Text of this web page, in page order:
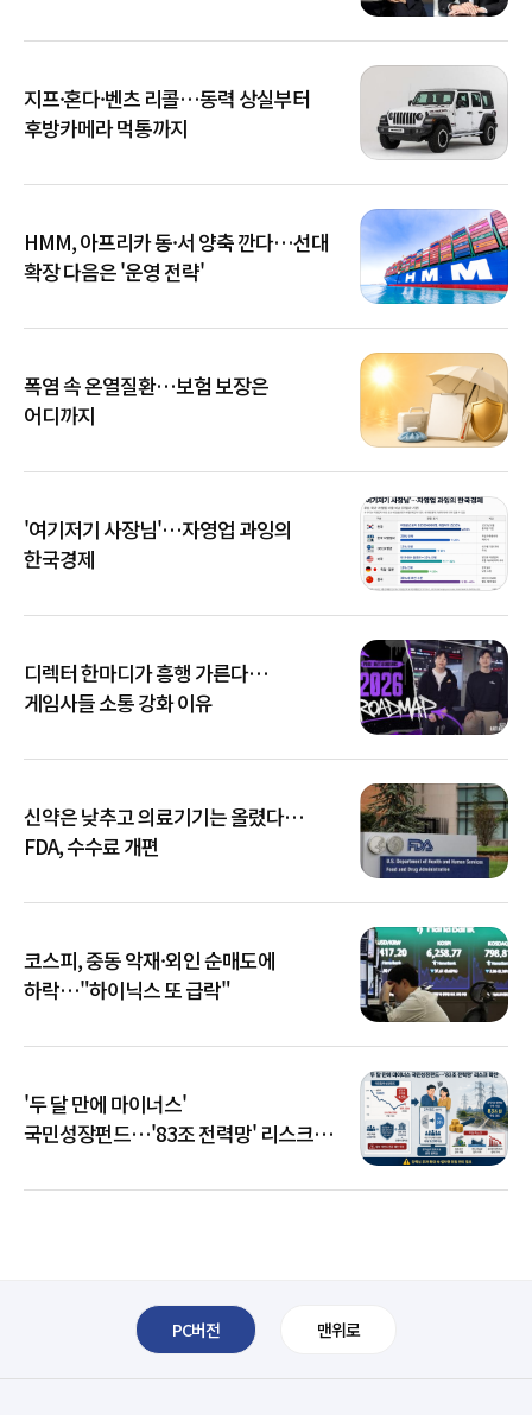
지프·혼다·벤츠 리콜…동력 상실부터
후방카메라 먹통까지
HMM, 아프리카 동·서 양축 깐다…선대
확장 다음은 '운영 전략'
폭염 속 온열질환…보험 보장은
어디까지
'여기저기 사장님'…자영업 과잉의
한국경제
디렉터 한마디가 흥행 가른다…
게임사들 소통 강화 이유
신약은 낮추고 의료기기는 올렸다…
FDA, 수수료 개편
코스피, 중동 악재·외인 순매도에
하락…"하이닉스 또 급락"
'두 달 만에 마이너스'
국민성장펀드…'83조 전력망' 리스크
PC버전 맨위로